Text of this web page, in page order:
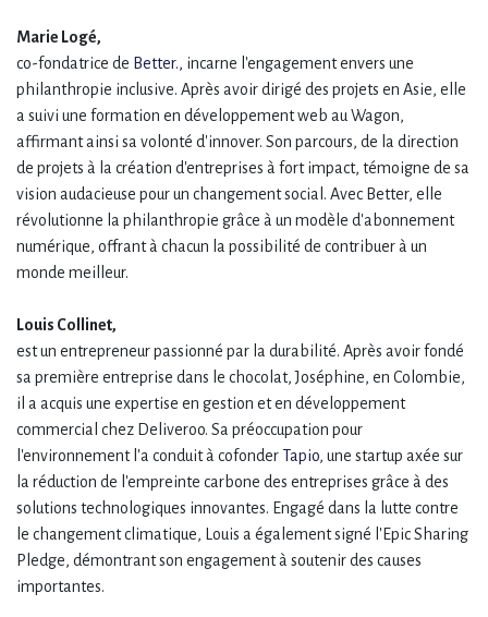
Marie Logé,
co-fondatrice de Better., incarne l'engagement envers une
philanthropie inclusive. Après avoir dirigé des projets en Asie, elle
a suivi une formation en développement web au Wagon,
affirmant ainsi sa volonté d'innover. Son parcours, de la direction
de projets à la création d'entreprises à fort impact, témoigne de sa
vision audacieuse pour un changement social. Avec Better, elle
révolutionne la philanthropie grâce à un modèle d'abonnement
numérique, offrant à chacun la possibilité de contribuer à un
monde meilleur.
Louis Collinet,
est un entrepreneur passionné par la durabilité. Après avoir fondé
sa première entreprise dans le chocolat, Joséphine, en Colombie,
il a acquis une expertise en gestion et en développement
commercial chez Deliveroo. Sa préoccupation pour
l'environnement l'a conduit à cofonderTapio, une startup axée sur
la réduction de l'empreinte carbone des entreprises grâce à des
solutions technologiques innovantes. Engagé dans la lutte contre
le changement climatique, Louis a également signé l'Epic Sharing
Pledge, démontrant son engagement à soutenir des causes
importantes.